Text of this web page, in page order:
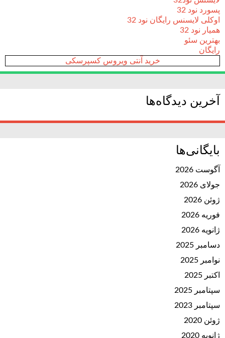
پسورد نود 32
اوکلی لایسنس رایگان نود 32
همیار نود 32
بهترین سئو
رایگان
خرید آنتی ویروس کسپرسکی
آخرین دیدگاه‌ها
بایگانی‌ها
آگوست 2026
جولای 2026
ژوئن 2026
فوریه 2026
ژانویه 2026
دسامبر 2025
نوامبر 2025
اکتبر 2025
سپتامبر 2025
سپتامبر 2023
ژوئن 2020
ژانویه 2020